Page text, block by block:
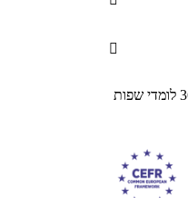

הצטרף ליותר מ- 36,000 לומדי שפות